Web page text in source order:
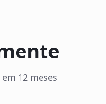
12 meses